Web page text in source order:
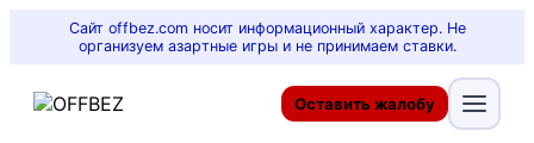
Сайт offbez.com носит информационный характер. Не
организуем азартные игры и не принимаем ставки.
Оставить жалобу